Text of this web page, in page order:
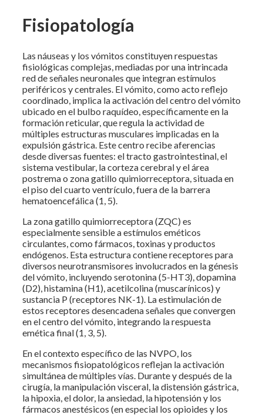
Fisiopatología
Las náuseas y los vómitos constituyen respuestas
fisiológicas complejas, mediadas por una intrincada
red de señales neuronales que integran estímulos
periféricos y centrales. El vómito, como acto reflejo
coordinado, implica la activación del centro del vómito
ubicado en el bulbo raquídeo, específicamente en la
formación reticular, que regula la actividad de
múltiples estructuras musculares implicadas en la
expulsión gástrica. Este centro recibe aferencias
desde diversas fuentes: el tracto gastrointestinal, el
sistema vestibular, la corteza cerebral y el área
postrema o zona gatillo quimiorreceptora, situada en
el piso del cuarto ventrículo, fuera de la barrera
hematoencefálica (1, 5).
La zona gatillo quimiorreceptora (ZQC) es
especialmente sensible a estímulos eméticos
circulantes, como fármacos, toxinas y productos
endógenos. Esta estructura contiene receptores para
diversos neurotransmisores involucrados en la génesis
del vómito, incluyendo serotonina (5-HT3), dopamina
(D2), histamina (H1), acetilcolina (muscarínicos) y
sustancia P (receptores NK-1). La estimulación de
estos receptores desencadena señales que convergen
en el centro del vómito, integrando la respuesta
emética final (1, 3, 5).
En el contexto específico de las NVPO, los
mecanismos fisiopatológicos reflejan la activación
simultánea de múltiples vías. Durante y después de la
cirugía, la manipulación visceral, la distensión gástrica,
la hipoxia, el dolor, la ansiedad, la hipotensión y los
fármacos anestésicos (en especial los opioides y los